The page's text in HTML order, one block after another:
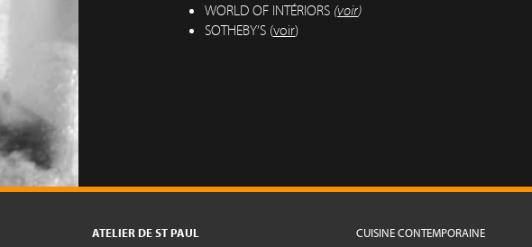
WORLD OF INTÉRIORS (voir)
SOTHEBY’S (voir)
ATELIER DE ST PAUL
CUISINE CONTEMPORAINE